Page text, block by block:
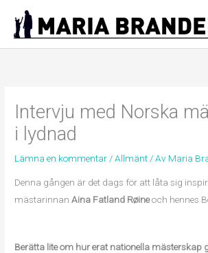
innehåll
Intervju med Norska
i lydnad
Lämna en kommentar /Allmänt / Av Maria
Denna gången är det dags för att låta sig
mästarinnanAina Fatland Røineoch hennes
Berätta lite om hur erat nationella mästerskap